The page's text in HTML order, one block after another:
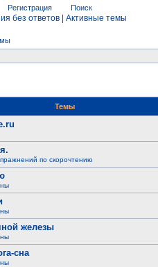
Регистрация Поиск
без ответов Активные темы
Темы
по скорочтению
железы
сна